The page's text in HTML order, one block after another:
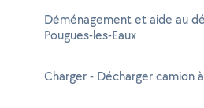
Déménagement et aide au
Pougues-les-Eaux
Charger - Décharger camion